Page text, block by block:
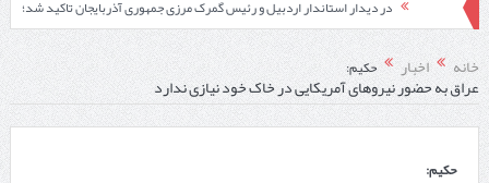
در دیدار استاندار اردبیل و رئیس گمرک مرزی جمهوری آذربایجان تاکید شد؛
توسعه همکاری گمرک‌های مرزی ایران و جمهوری آذربایجان ضرورت دارد
چابهار، جایی که دریا به زندگی سلام می‌کند
گزارش ویژه؛
خانه اخبار حکیم:
عراق به حضور نیروهای آمریکایی در خاک خود نیازی ندارد
حکیم: